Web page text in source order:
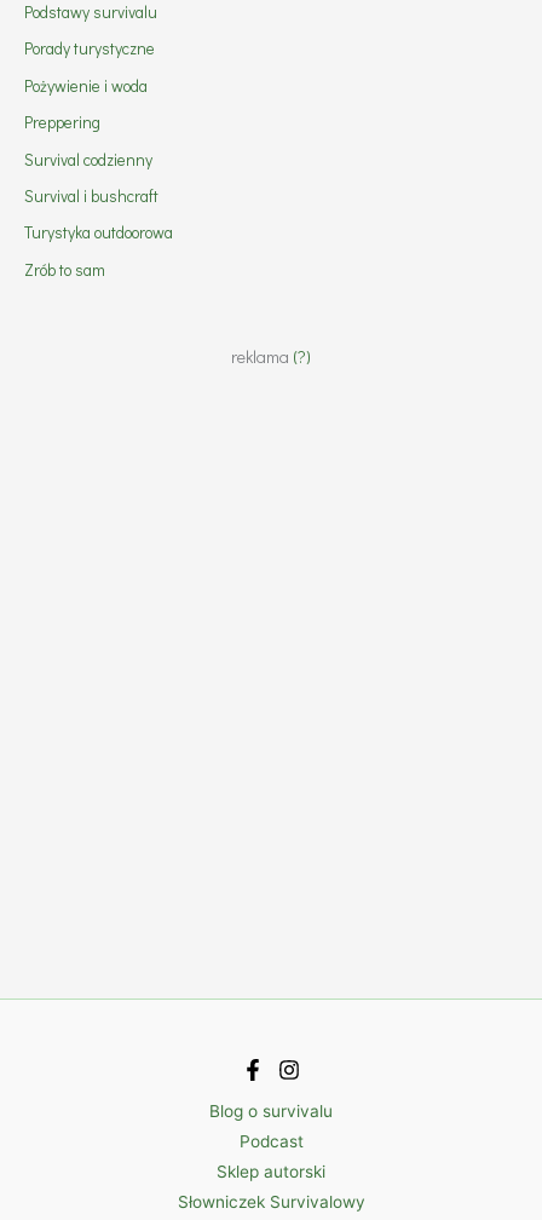
Podstawy survivalu
Porady turystyczne
Pożywienie i woda
Preppering
Survival codzienny
Survival i bushcraft
Turystyka outdoorowa
Zrób to sam
reklama (?)
Blog o survivalu
Podcast
Sklep autorski
Słowniczek Survivalowy